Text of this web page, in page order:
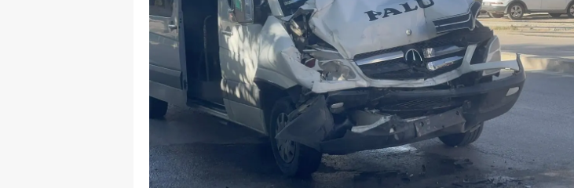
Edirne
Elazığ
Erzincan
Erzurum
Eskişehir
Gaziantep